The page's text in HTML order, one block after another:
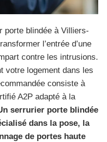
porte blindée à Villiers-
l’entrée d’une
contre les intrusions.
votre logement dans les
consiste à
A2P adapté à la
serrurier porte blindée
dans la pose, la
de portes haute